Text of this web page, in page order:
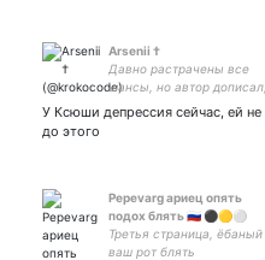
Arsenii †‎
Давно растрачены все
шансы, но автор дописал,
что так или иначе в
эпилоге будет счастлив
У Ксюши депрессия сейчас, ей не
до этого
Pepevarg ариец опять
подох блять 🇷🇺 ⚫️🟡⚪️
Третья страница, ёбаный
ваш рот блять